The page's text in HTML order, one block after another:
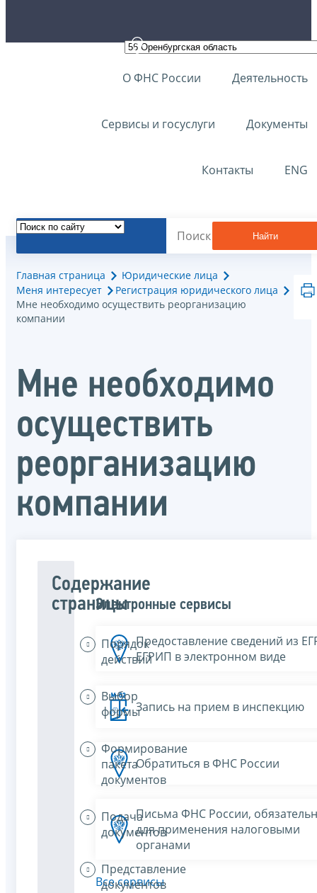
О ФНС России Деятельность
Сервисы и госуслуги Документы
Контакты ENG
Найти
Главная страница
Юридические лица
Меня интересует
Регистрация юридического лица
Мне необходимо осуществить реорганизацию
компании
Мне необходимо
осуществить
реорганизацию
компании
Содержание
страницы
Порядок
действий
Выбор
формы
Формирование
пакета
документов
Подача
документов
Представление
документов
Электронные сервисы
Предоставление сведений из
ЕГРИП в электронном виде
Запись на прием в инспекцию
Обратиться в ФНС России
Письма ФНС России,
для применения налоговыми
органами
Все сервисы